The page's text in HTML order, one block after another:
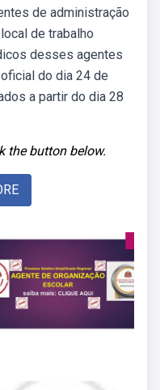
de administração
de trabalho
desses agentes
do dia 24 de
a partir do dia 28
the button below.